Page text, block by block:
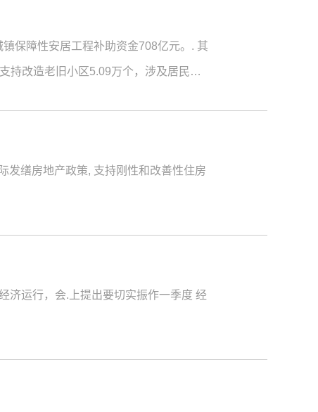
保障性安居工程补助资金708亿元。. 其
持改造老旧小区5.09万个，涉及居民
发缮房地产政策, 支持刚性和改善性住房
济运行，会.上提出要切实振作一季度 经